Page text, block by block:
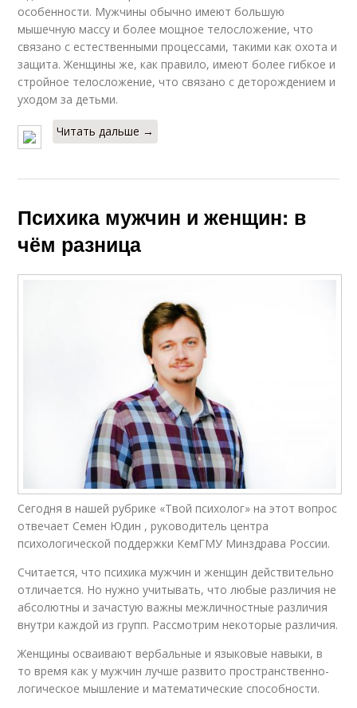
особенности. Мужчины обычно имеют большую
мышечную массу и более мощное телосложение, что
связано с естественными процессами, такими как охота и
защита. Женщины же, как правило, имеют более гибкое и
стройное телосложение, что связано с деторождением и
уходом за детьми.
Читать дальше →
Психика мужчин и женщин: в
чём разница
Сегодня в нашей рубрике «Твой психолог» на этот вопрос
отвечает Семен Юдин , руководитель центра
психологической поддержки КемГМУ Минздрава России.
Считается, что психика мужчин и женщин действительно
отличается. Но нужно учитывать, что любые различия не
абсолютны и зачастую важны межличностные различия
внутри каждой из групп. Рассмотрим некоторые различия.
Женщины осваивают вербальные и языковые навыки, в
то время как у мужчин лучше развито пространственно-
логическое мышление и математические способности.